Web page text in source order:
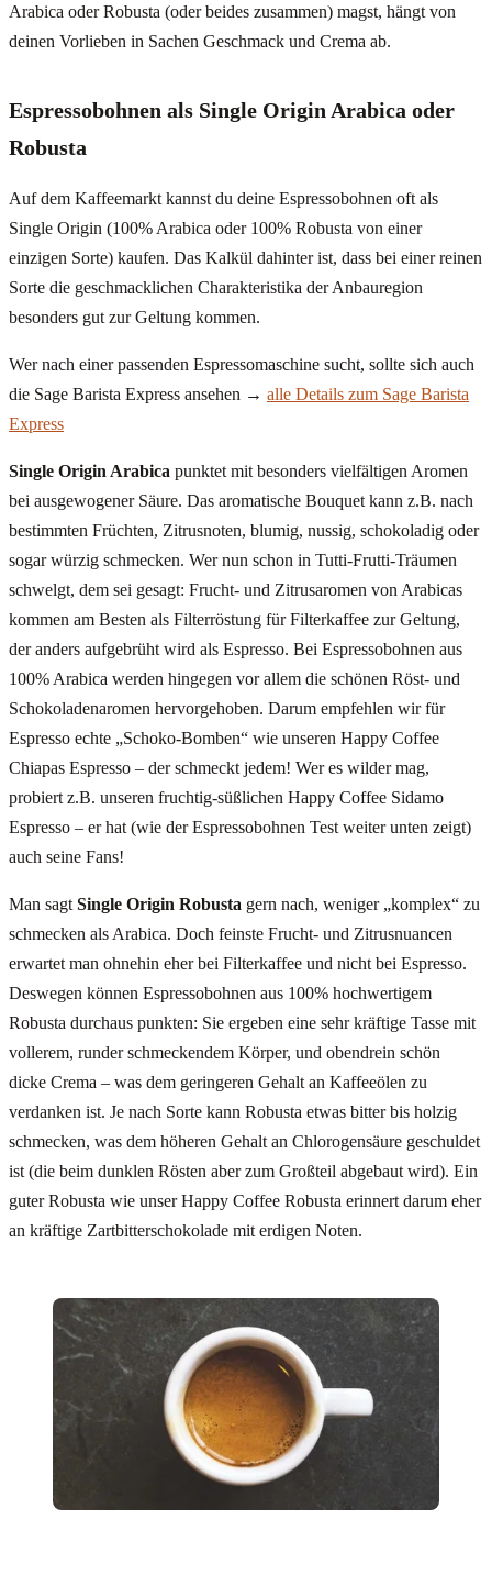
Arabica oder Robusta (oder beides zusammen) magst, hängt von
deinen Vorlieben in Sachen Geschmack und Crema ab.
Espressobohnen als Single Origin Arabica oder
Robusta
Auf dem Kaffeemarkt kannst du deine Espressobohnen oft als
Single Origin (100% Arabica oder 100% Robusta von einer
einzigen Sorte) kaufen. Das Kalkül dahinter ist, dass bei einer reinen
Sorte die geschmacklichen Charakteristika der Anbauregion
besonders gut zur Geltung kommen.
Wer nach einer passenden Espressomaschine sucht, sollte sich auch
die Sage Barista Express ansehen → alle Details zum Sage Barista
Express
Single Origin Arabica punktet mit besonders vielfältigen Aromen
bei ausgewogener Säure. Das aromatische Bouquet kann z.B. nach
bestimmten Früchten, Zitrusnoten, blumig, nussig, schokoladig oder
sogar würzig schmecken. Wer nun schon in Tutti-Frutti-Träumen
schwelgt, dem sei gesagt: Frucht- und Zitrusaromen von Arabicas
kommen am Besten als Filterröstung für Filterkaffee zur Geltung,
der anders aufgebrüht wird als Espresso. Bei Espressobohnen aus
100% Arabica werden hingegen vor allem die schönen Röst- und
Schokoladenaromen hervorgehoben. Darum empfehlen wir für
Espresso echte „Schoko-Bomben“ wie unseren Happy Coffee
Chiapas Espresso – der schmeckt jedem! Wer es wilder mag,
probiert z.B. unseren fruchtig-süßlichen Happy Coffee Sidamo
Espresso – er hat (wie der Espressobohnen Test weiter unten zeigt)
auch seine Fans!
Man sagt Single Origin Robusta gern nach, weniger „komplex“ zu
schmecken als Arabica. Doch feinste Frucht- und Zitrusnuancen
erwartet man ohnehin eher bei Filterkaffee und nicht bei Espresso.
Deswegen können Espressobohnen aus 100% hochwertigem
Robusta durchaus punkten: Sie ergeben eine sehr kräftige Tasse mit
vollerem, runder schmeckendem Körper, und obendrein schön
dicke Crema – was dem geringeren Gehalt an Kaffeeölen zu
verdanken ist. Je nach Sorte kann Robusta etwas bitter bis holzig
schmecken, was dem höheren Gehalt an Chlorogensäure geschuldet
ist (die beim dunklen Rösten aber zum Großteil abgebaut wird). Ein
guter Robusta wie unser Happy Coffee Robusta erinnert darum eher
an kräftige Zartbitterschokolade mit erdigen Noten.